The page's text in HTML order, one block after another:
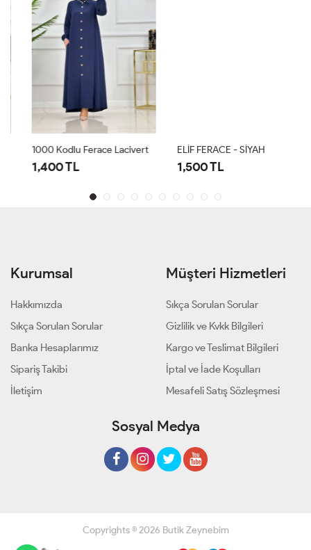
1000 Kodlu Ferace Lacivert
1,400 TL
ELİF FERACE - SİYAH
1,500 TL
Kurumsal
Hakkımızda
Sıkça Sorulan Sorular
Banka Hesaplarımız
Sipariş Takibi
İletişim
Müşteri Hizmetleri
Sıkça Sorulan Sorular
Gizlilik ve Kvkk Bilgileri
Kargo ve Teslimat Bilgileri
İptal ve İade Koşulları
Mesafeli Satış Sözleşmesi
Sosyal Medya
Copyrights © 2026 Butik Zeynebim